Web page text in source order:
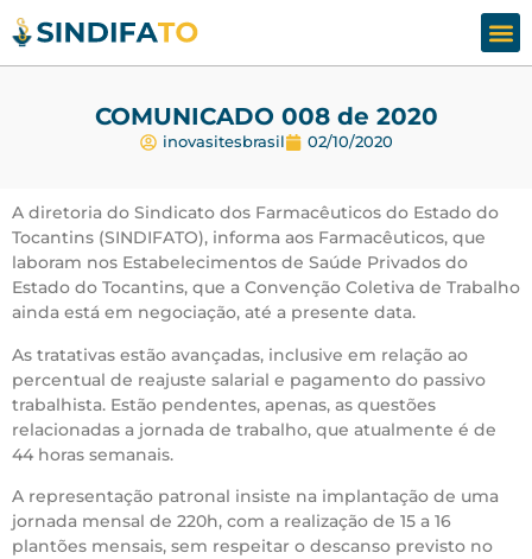
COMUNICADO 008 de 2020
inovasitesbrasil 02/10/2020
A diretoria do Sindicato dos Farmacêuticos do Estado do
Tocantins (SINDIFATO), informa aos Farmacêuticos, que
laboram nos Estabelecimentos de Saúde Privados do
Estado do Tocantins, que a Convenção Coletiva de Trabalho
ainda está em negociação, até a presente data.
As tratativas estão avançadas, inclusive em relação ao
percentual de reajuste salarial e pagamento do passivo
trabalhista. Estão pendentes, apenas, as questões
relacionadas a jornada de trabalho, que atualmente é de
44 horas semanais.
A representação patronal insiste na implantação de uma
jornada mensal de 220h, com a realização de 15 a 16
plantões mensais, sem respeitar o descanso previsto no